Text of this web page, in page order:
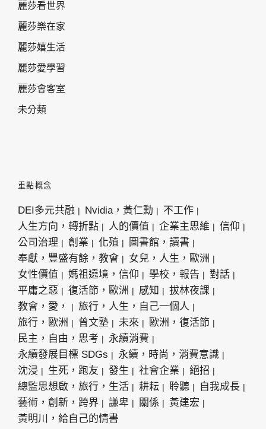
麗莎看世界
麗莎樂在家
麗莎嬉生活
麗莎愛學習
麗莎會客室
未分類
重點概念
DEI多元共融 Nvidia，黃仁勳
不工作
人生方向，轉折點
人的價值 企業主思維
信仰
公司治理
創業 化殖
圖書館，讀書
奉獻，豐盛有餘，教會
女兒，人生，歐洲
女性價值
媽祖遶境，信仰 學校，報告
對話
平庸之惡
復活節，歐洲 感知
拔林夜課
教會，愛，
旅行，人生，自己一個人
旅行，歐洲
曾文塾 未來
歐洲，復活節
民主，自由，思考
永續消費
永續發展目標 SDGs
永續，時尚，消費意識
沈浸
生死，跑友 發生 社會企業
絕招
總監思想啟，旅行，生活
耕耘 聆聽
自我成長
藝術，創新，跨界
謙卑 關係
黃建宏
黃明川，給自己的情書